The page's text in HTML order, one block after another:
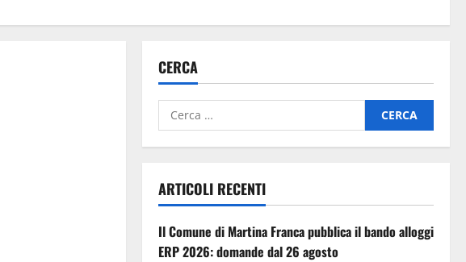
CERCA
ARTICOLI RECENTI
Il Comune di Martina Franca pubblica il bando alloggi
ERP 2026: domande dal 26 agosto